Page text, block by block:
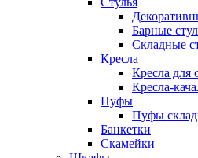
Барные
Складные
Кресла
Кресла для
Кресла-
Пуфы
Пуфы
Банкетки
Скамейки